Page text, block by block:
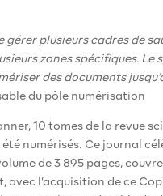
gérer plusieurs cadres de
zones spécifiques.
des documents
du pôle numérisation
10 tomes de la revue
numérisés. Ce journal
de 3 895 pages,
l’acquisition de ce